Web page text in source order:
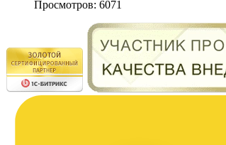
Просмотров: 6071